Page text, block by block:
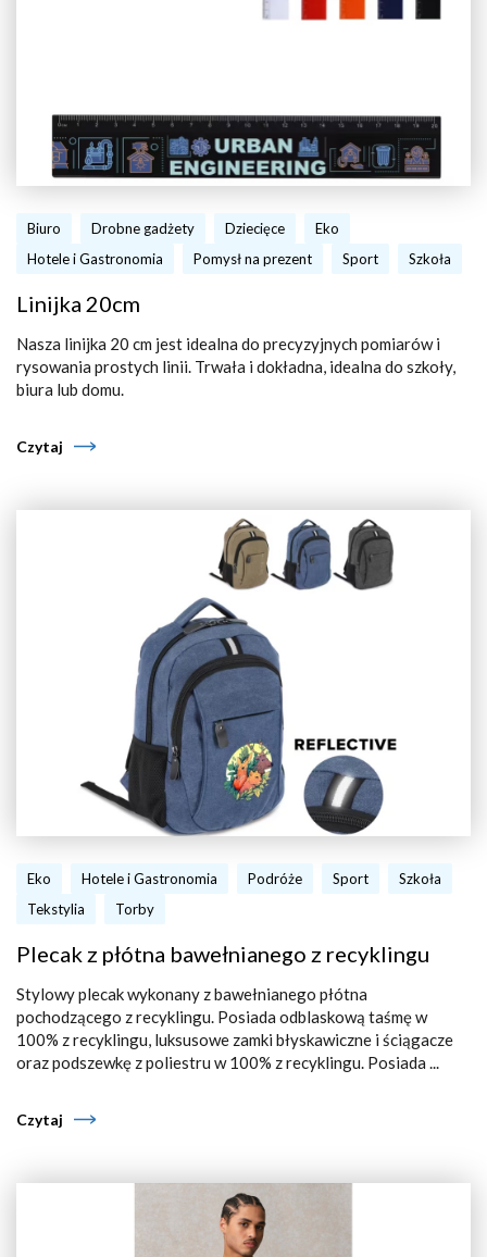
Biuro Drobne gadżety Dziecięce
Eko
Hotele i Gastronomia
Pomysł na prezent Sport Szkoła
Linijka 20cm
Nasza linijka 20 cm jest idealna do precyzyjnych pomiarów i
rysowania prostych linii. Trwała i dokładna, idealna do szkoły,
biura lub domu.
Czytaj
Eko Hotele i Gastronomia Podróże Sport
Szkoła
Tekstylia
Torby
Plecak z płótna bawełnianego z recyklingu
Stylowy plecak wykonany z bawełnianego płótna
pochodzącego z recyklingu. Posiada odblaskową taśmę w
100% z recyklingu, luksusowe zamki błyskawiczne i ściągacze
oraz podszewkę z poliestru w 100% z recyklingu. Posiada ...
Czytaj